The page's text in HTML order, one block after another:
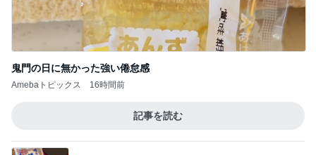
鬼門の日に無かった強い倦怠感
Amebaトピックス 16時間前
記事を読む